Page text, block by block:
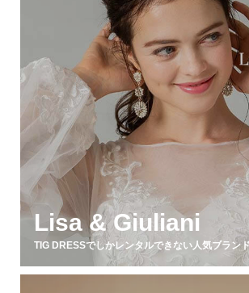
Lisa & Giuliani
TIG DRESSでしかレンタルできない人気ブランド